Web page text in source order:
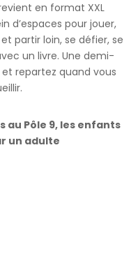
en format XXL
d’espaces pour jouer,
partir loin, se défier, se
un livre. Une demi-
repartez quand vous
au Pôle 9, les enfants
un adulte